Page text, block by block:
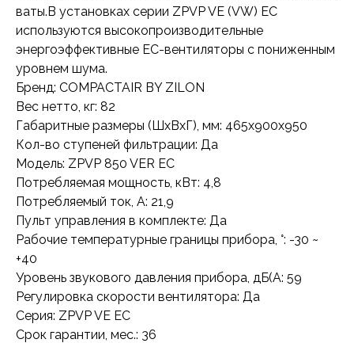
ваты.В установках серии ZPVP VE (VW) EC
используются высокопроизводительные
энергоэффективные ЕС-вентиляторы с пониженным
уровнем шума.
Бренд: COMPACTAIR BY ZILON
Вес нетто, кг: 82
Габаритные размеры (ШxВxГ), мм: 465x900x950
Кол-во ступеней фильтрации: Да
Модель: ZPVP 850 VER EC
Потребляемая мощность, кВт: 4,8
Потребляемый ток, А: 21,9
Пульт управления в комплекте: Да
Рабочие температурные границы прибора, °: -30 ~
+40
Уровень звукового давления прибора, дБ(А: 59
Регулировка скорости вентилятора: Да
Серия: ZPVP VE EC
Срок гарантии, мес.: 36